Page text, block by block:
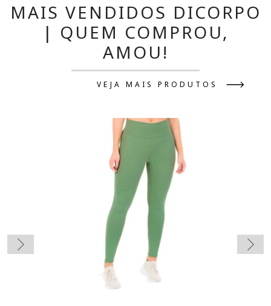
MAIS VENDIDOS DICORPO
| QUEM COMPROU,
AMOU!
VEJA MAIS PRODUTOS